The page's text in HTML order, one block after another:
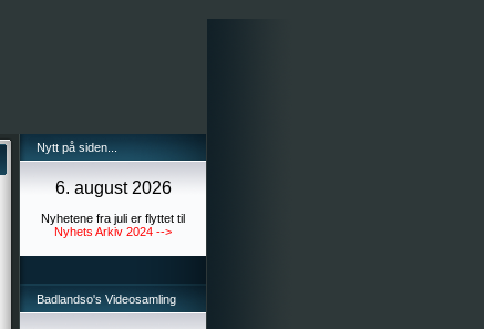
Nytt på siden...
6. august 2026
Nyhetene fra juli er flyttet til
Nyhets Arkiv 2024 -->
Badlandso's Videosamling